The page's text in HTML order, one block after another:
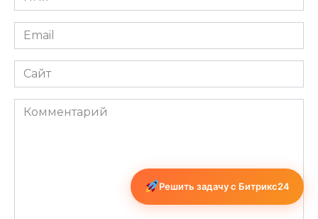
*
Email
*
Сайт
Комментарий
Решить задачу с Битрикс24